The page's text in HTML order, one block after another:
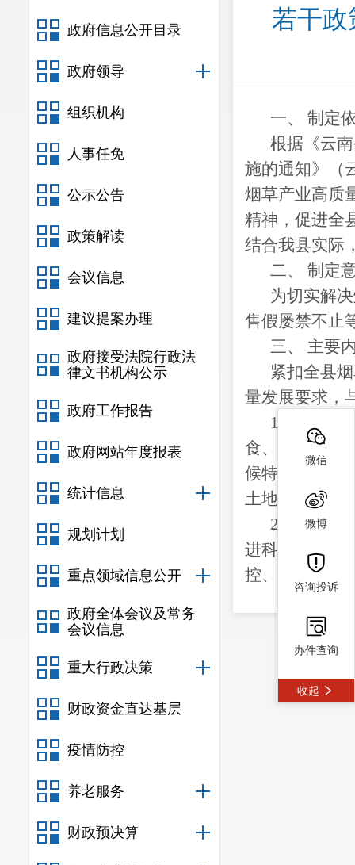
政府信息公开目录
政府领导
组织机构
人事任免
公示公告
政策解读
会议信息
建议提案办理
政府接受法院行政法
律文书机构公示
政府工作报告
政府网站年度报表
统计信息
规划计划
重点领域信息公开
政府全体会议及常务
会议信息
重大行政决策
财政资金直达基层
疫情防控
养老服务
财政预决算
若干政
一、 制定
根据《云
施的通知》（
烟草产业高质
精神，促进全
结合我县实际
二、 制定
为切实解
售假屡禁不止
三、 主要
紧扣全县
量发展要求，
1.优化生产
食、重要农产
候特点，突出
土地流转工作
2.推动绿色
进科技成果在
控、土壤保育
3.创新生
展特色优势农
产加工模式
植大户，力
微信
微博
咨询投诉
办件查询
收起